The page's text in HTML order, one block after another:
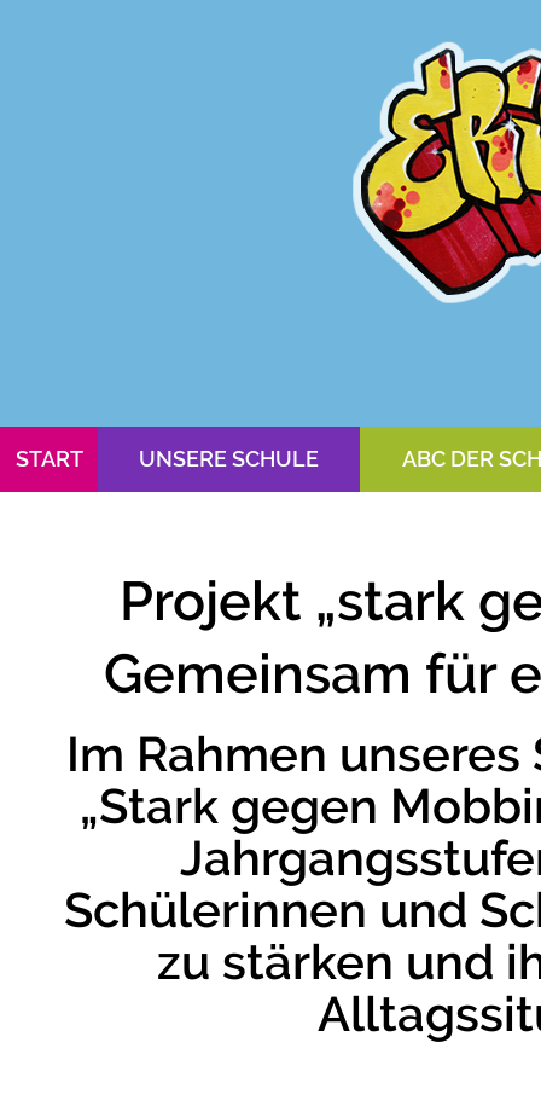
START UNSERE SCHULE ABC DER
Projekt „stark
Gemeinsam für
Im Rahmen
„Stark gegen
Schülerinnen und
zu stärken und